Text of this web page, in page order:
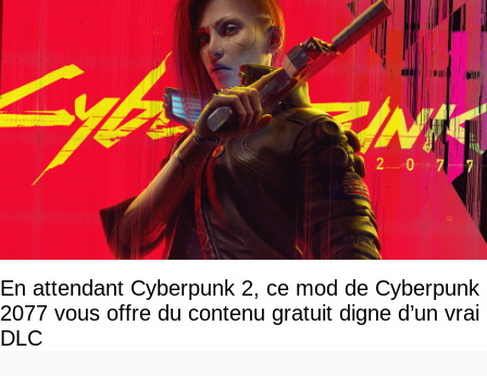
En attendant Cyberpunk 2, ce mod de Cyberpunk
2077 vous offre du contenu gratuit digne d’un vrai
DLC